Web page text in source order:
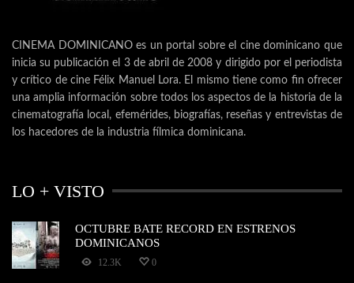
CINEMA DOMINICANO es un portal sobre el cine dominicano que
inicia su publicación el 3 de abril de 2008 y dirigido por el periodista
y crítico de cine Félix Manuel Lora. El mismo tiene como fin ofrecer
una amplia información sobre todos los aspectos de la historia de la
cinematografía local, efemérides, biografías, reseñas y entrevistas de
los hacedores de la industria fílmica dominicana.
LO + VISTO
OCTUBRE BATE RECORD EN ESTRENOS
DOMINICANOS
12.3K 0